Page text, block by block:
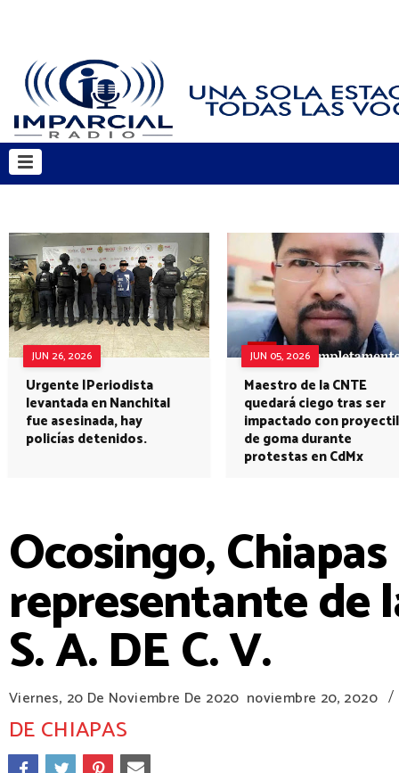
JUN 26, 2026
Urgente |Periodista
levantada en Nanchital
fue asesinada, hay
policías detenidos.
JUN 05, 2026
Maestro de la CNTE
quedará ciego tras ser
impactado con proyectil
de goma durante
protestas en CdMx
Ocosingo,
representante de
S. A. DE C. V.
Viernes, 20 De Noviembre De 2020 noviembre 20, 2020 /
DE CHIAPAS